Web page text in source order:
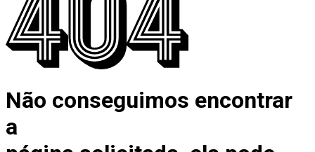
Não conseguimos encontrar
a